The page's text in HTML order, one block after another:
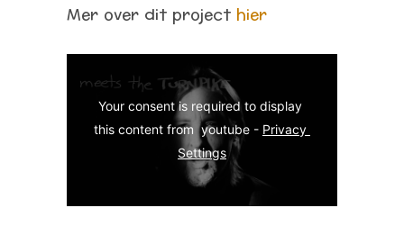
Mer over dit project hier
Your consent is required to display
this content from  youtube - Privacy
Settings